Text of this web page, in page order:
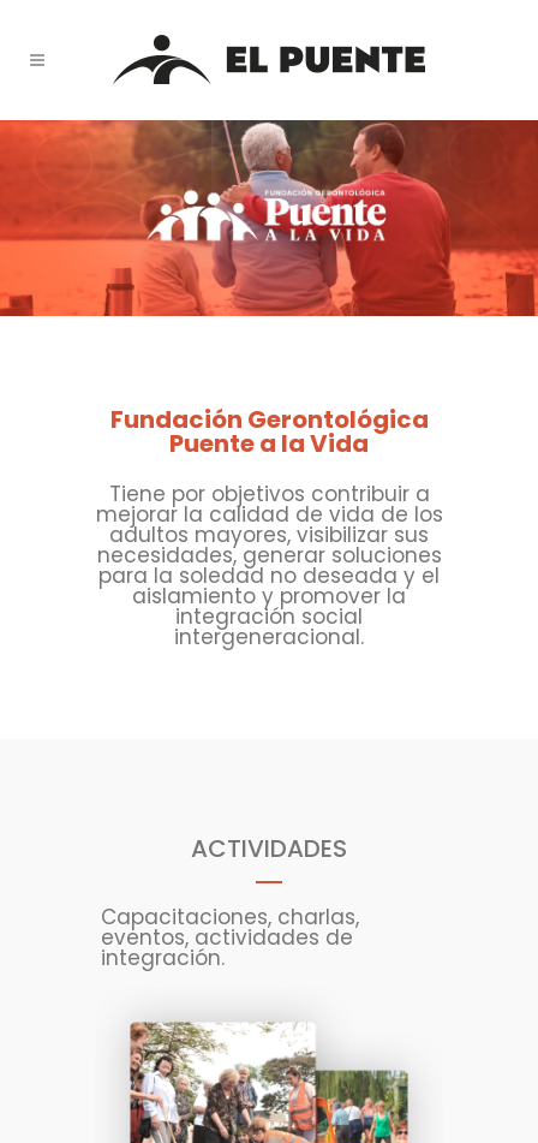
Fundación Gerontológica
Puente a la Vida
Tiene por objetivos contribuir a
mejorar la calidad de vida de los
adultos mayores, visibilizar sus
necesidades, generar soluciones
para la soledad no deseada y el
aislamiento y promover la
integración social
intergeneracional.
ACTIVIDADES
Capacitaciones, charlas,
eventos, actividades de
integración.